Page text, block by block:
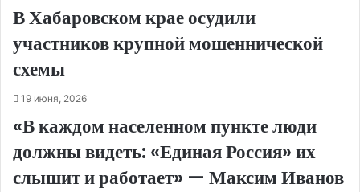
В Хабаровском крае осудили
участников крупной мошеннической
схемы
19 июня, 2026
«В каждом населенном пункте люди
должны видеть: «Единая Россия» их
слышит и работает» — Максим Иванов